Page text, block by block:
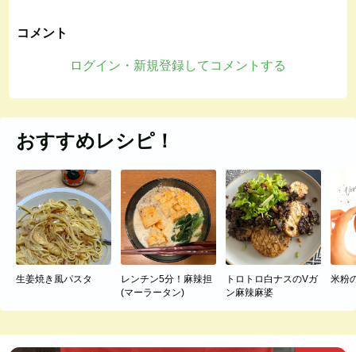
コメント
ログイン・新規登録してコメントする
おすすめレシピ！
生姜焼き風パスタ
レンチン5分！麻辣担
(マーラータン)
トロトロ白ナスのVガ
ン麻辣麻婆
米粉